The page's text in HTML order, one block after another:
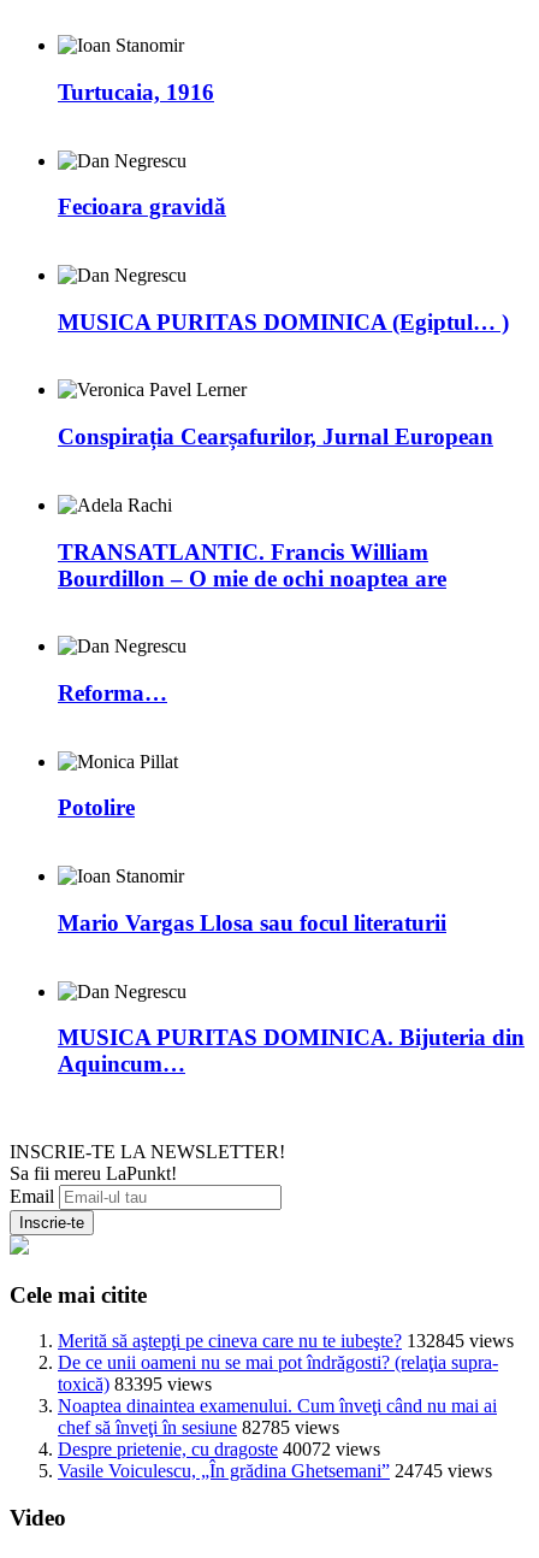
Turtucaia, 1916
Fecioara gravidă
MUSICA PURITAS DOMINICA (Egiptul… )
Conspirația Cearșafurilor, Jurnal European
TRANSATLANTIC. Francis William
Bourdillon – O mie de ochi noaptea are
Reforma…
Potolire
Mario Vargas Llosa sau focul literaturii
MUSICA PURITAS DOMINICA. Bijuteria din
Aquincum…
INSCRIE-TE LA NEWSLETTER!
Sa fii mereu LaPunkt!
Email
Cele mai citite
Merită să aştepţi pe cineva care nu te iubeşte? 132845 views
De ce unii oameni nu se mai pot îndrăgosti? (relaţia supra-
toxică) 83395 views
Noaptea dinaintea examenului. Cum înveţi când nu mai ai
chef să înveţi în sesiune 82785 views
Despre prietenie, cu dragoste 40072 views
Vasile Voiculescu, „În grădina Ghetsemani” 24745 views
Video